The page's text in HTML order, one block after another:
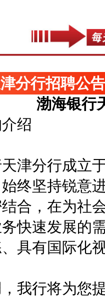
分行招聘公告
渤海银行
绍
分行成立于
终坚持锐意
合，在为社
快速发展的
具有国际化
行将为您提